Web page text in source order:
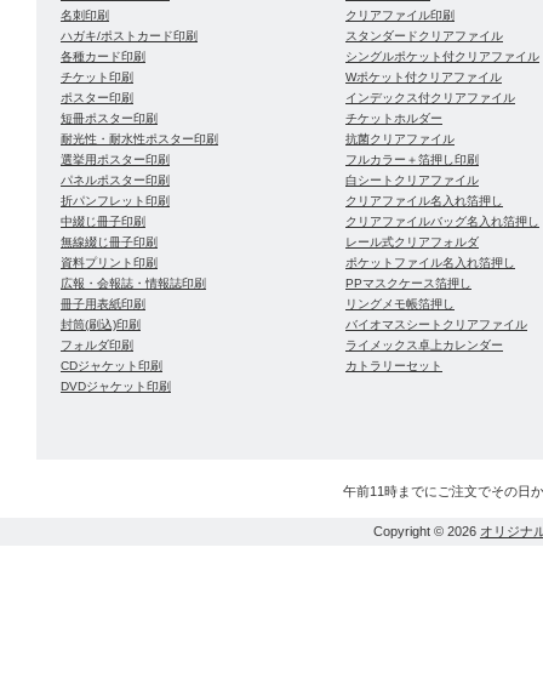
名刺印刷
ハガキ/ポストカード印刷
各種カード印刷
チケット印刷
ポスター印刷
短冊ポスター印刷
耐光性・耐水性ポスター印刷
選挙用ポスター印刷
パネルポスター印刷
折パンフレット印刷
中綴じ冊子印刷
無線綴じ冊子印刷
資料プリント印刷
広報・会報誌・情報誌印刷
冊子用表紙印刷
封筒(刷込)印刷
フォルダ印刷
CDジャケット印刷
DVDジャケット印刷
クリアファイル印刷
スタンダードクリアファイル
シングルポケット付クリアファイル
Wポケット付クリアファイル
インデックス付クリアファイル
チケットホルダー
抗菌クリアファイル
フルカラー＋箔押し印刷
白シートクリアファイル
クリアファイル名入れ箔押し
クリアファイルバッグ名入れ箔押し
レール式クリアフォルダ
ポケットファイル名入れ箔押し
PPマスクケース箔押し
リングメモ帳箔押し
バイオマスシートクリアファイル
ライメックス卓上カレンダー
カトラリーセット
午前11時までにご注文でその日
Copyright © 2026 オリジナ